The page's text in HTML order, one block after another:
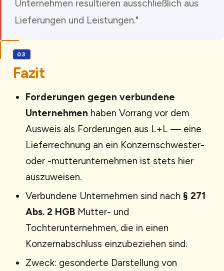
Unternehmen resultieren ausschließlich aus
Lieferungen und Leistungen."
Fazit
Forderungen gegen verbundene
Unternehmen haben Vorrang vor dem
Ausweis als Forderungen aus L+L — eine
Lieferrechnung an ein Konzernschwester-
oder -mutterunternehmen ist stets hier
auszuweisen.
Verbundene Unternehmen sind nach § 271
Abs. 2 HGB Mutter- und
Tochterunternehmen, die in einen
Konzernabschluss einzubeziehen sind.
Zweck: gesonderte Darstellung von